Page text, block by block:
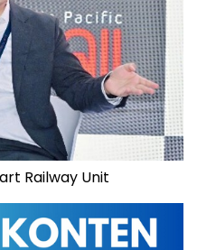
Railway Unit